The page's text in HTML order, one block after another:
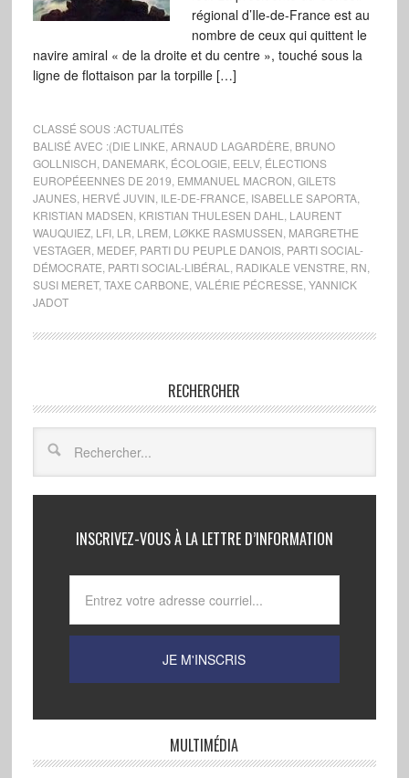
régional d’Ile-de-France est au
nombre de ceux qui quittent le
navire amiral « de la droite et du centre », touché sous la
ligne de flottaison par la torpille […]
CLASSÉ SOUS :ACTUALITÉS
BALISÉ AVEC :(DIE LINKE ARNAUD LAGARDÈRE BRUNO
GOLLNISCH DANEMARK, ÉCOLOGIE EELV, ÉLECTIONS
EUROPÉEENNES DE 2019 EMMANUEL MACRON GILETS
JAUNES, HERVÉ JUVIN ILE-DE-FRANCE ISABELLE SAPORTA,
KRISTIAN MADSEN KRISTIAN THULESEN DAHL
LAURENT
WAUQUIEZ, LFI, LR LREM LØKKE RASMUSSEN MARGRETHE
VESTAGER MEDEF, PARTI DU PEUPLE DANOIS, PARTI SOCIAL-
DÉMOCRATE PARTI SOCIAL-LIBÉRAL RADIKALE VENSTRE RN
SUSI MERET, TAXE CARBONE VALÉRIE PÉCRESSE YANNICK
JADOT
RECHERCHER
INSCRIVEZ-VOUS À LA LETTRE D’INFORMATION
MULTIMÉDIA